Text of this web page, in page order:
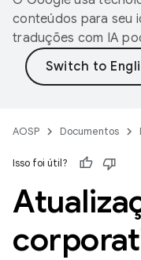
conteúdos para seu
traduções com IA
AOSP Documentos
Isso foi útil?